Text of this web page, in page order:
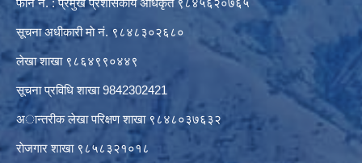
फोन न. : प्रमुख प्रशासकीय अधिकृत ९८४५६२०७६५
सूचना अधीकारी माे नं. ९८४८३०२६८०
लेखा शाखा ९८६४९९०४४९
सूचना प्रविधि शाखा 9842302421
अान्तरीक लेखा परिक्षण शाखा ९८४८०३७६३२
राेजगार शाखा ९८५८३२१०१८